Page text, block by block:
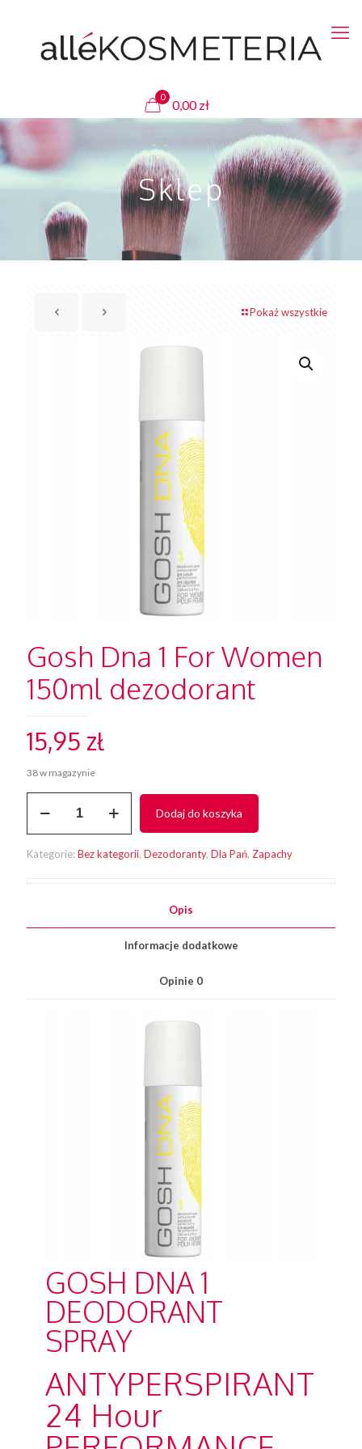
0
0,00zł
Sklep
Pokaż wszystkie
Gosh Dna 1 For Women
150ml dezodorant
15,95 zł
38 w magazynie
Gosh
For
Dodaj do koszyka
Kategorie:Bez kategorii, Dezodoranty, Dla Pań, Zapachy
Opis
Informacje dodatkowe
Opinie 0
GOSH DNA 1
DEODORANT
SPRAY
ANTYPERSPIRANT
24 Hour